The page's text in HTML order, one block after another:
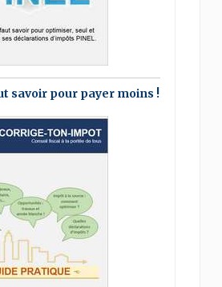
savoir pour payer moins !